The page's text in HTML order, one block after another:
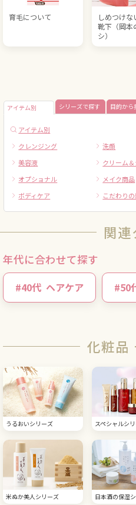
育毛について
しめつけな
靴下（岡本
シ）
アイテム別 シリーズで探す 目的から
アイテム別
クレンジング
洗顔
美容液
クリーム
オプショナル
メイク商品
ボディケア
こだわり
関連
年代に合わせて探す
#40代 ヘアケア #50
化粧品
うるおいシリーズ スペシャルシ
米ぬか美人シリーズ 日本酒の保湿